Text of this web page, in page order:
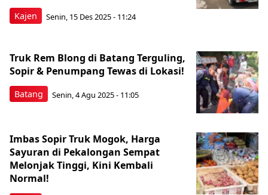
Kajen Senin, 15 Des 2025 - 11:24
Batang
Truk Rem Blong di Batang Terguling,
Sopir & Penumpang Tewas di Lokasi!
Senin, 4 Agu 2025 - 11:05
Imbas Sopir Truk Mogok, Harga
Sayuran di Pekalongan Sempat
Melonjak Tinggi, Kini Kembali
Normal!